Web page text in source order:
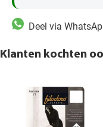
Deel via
Klanten kochten